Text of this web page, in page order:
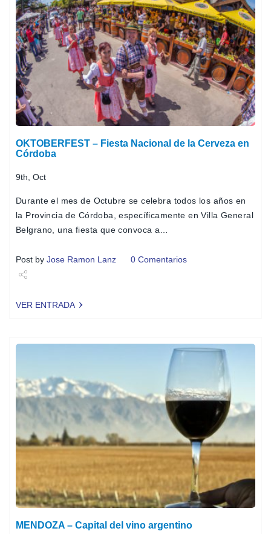
OKTOBERFEST – Fiesta Nacional de la Cerveza en
Córdoba
9th, Oct
Durante el mes de Octubre se celebra todos los años en
la Provincia de Córdoba, específicamente en Villa General
Belgrano, una fiesta que convoca a…
Post by Jose Ramon Lanz 0 Comentarios
VER ENTRADA
MENDOZA – Capital del vino argentino